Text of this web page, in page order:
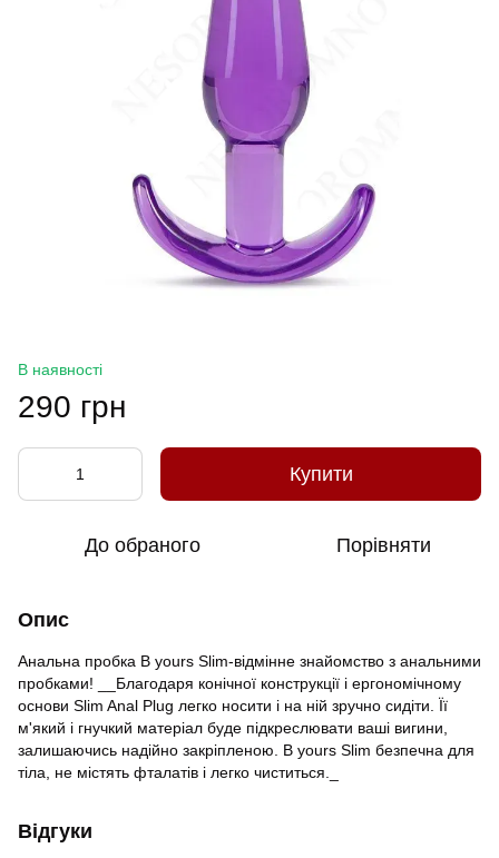
В наявності
290 грн
Купити
До обраного Порівняти
Опис
Анальна пробка B yours Slim-відмінне знайомство з анальними
пробками! __Благодаря конічної конструкції і ергономічному
основи Slim Anal Plug легко носити і на ній зручно сидіти. Її
м'який і гнучкий матеріал буде підкреслювати ваші вигини,
залишаючись надійно закріпленою. B yours Slim безпечна для
тіла, не містять фталатів і легко чиститься._
Відгуки